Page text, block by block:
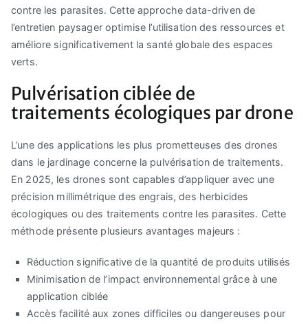
contre les parasites. Cette approche data-driven de
l’entretien paysager optimise l’utilisation des ressources et
améliore significativement la santé globale des espaces
verts.
Pulvérisation ciblée de
traitements écologiques par drone
L’une des applications les plus prometteuses des drones
dans le jardinage concerne la pulvérisation de traitements.
En 2025, les drones sont capables d’appliquer avec une
précision millimétrique des engrais, des herbicides
écologiques ou des traitements contre les parasites. Cette
méthode présente plusieurs avantages majeurs :
Réduction significative de la quantité de produits utilisés
Minimisation de l’impact environnemental grâce à une
application ciblée
Accès facilité aux zones difficiles ou dangereuses pour